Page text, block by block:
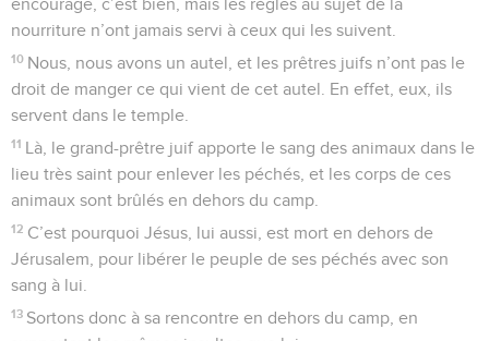
encourage, c’est bien, mais les règles au sujet de la
nourriture n’ont jamais servi à ceux qui les suivent.
10 Nous, nous avons un autel, et les prêtres juifs n’ont pas le
droit de manger ce qui vient de cet autel. En effet, eux, ils
servent dans le temple.
11 Là, le grand-prêtre juif apporte le sang des animaux dans le
lieu très saint pour enlever les péchés, et les corps de ces
animaux sont brûlés en dehors du camp.
12 C’est pourquoi Jésus, lui aussi, est mort en dehors de
Jérusalem, pour libérer le peuple de ses péchés avec son
sang à lui.
13 Sortons donc à sa rencontre en dehors du camp, en